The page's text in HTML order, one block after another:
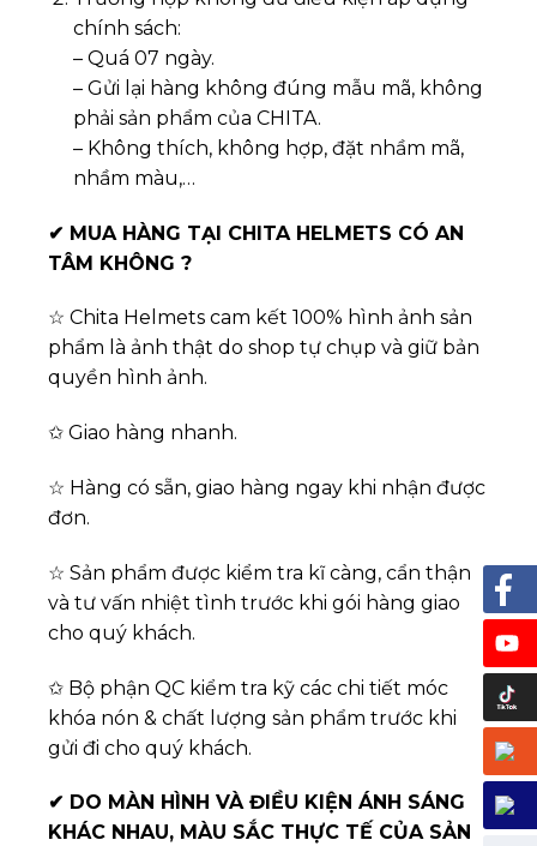
chính sách:
– Quá 07 ngày.
– Gửi lại hàng không đúng mẫu mã, không
phải sản phẩm của CHITA.
– Không thích, không hợp, đặt nhầm mã,
nhầm màu,…
✔ MUA HÀNG TẠI CHITA HELMETS CÓ AN
TÂM KHÔNG ?
☆ Chita Helmets cam kết 100% hình ảnh sản
phẩm là ảnh thật do shop tự chụp và giữ bản
quyền hình ảnh.
✩ Giao hàng nhanh.
☆ Hàng có sẵn, giao hàng ngay khi nhận được
đơn.
☆ Sản phẩm được kiểm tra kĩ càng, cẩn thận
và tư vấn nhiệt tình trước khi gói hàng giao
cho quý khách.
✩ Bộ phận QC kiểm tra kỹ các chi tiết móc
khóa nón & chất lượng sản phẩm trước khi
gửi đi cho quý khách.
✔ DO MÀN HÌNH VÀ ĐIỀU KIỆN ÁNH SÁNG
KHÁC NHAU, MÀU SẮC THỰC TẾ CỦA SẢN